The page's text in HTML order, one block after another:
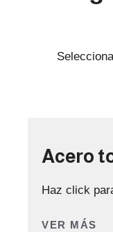
Acero
Haz click
VER MÁS